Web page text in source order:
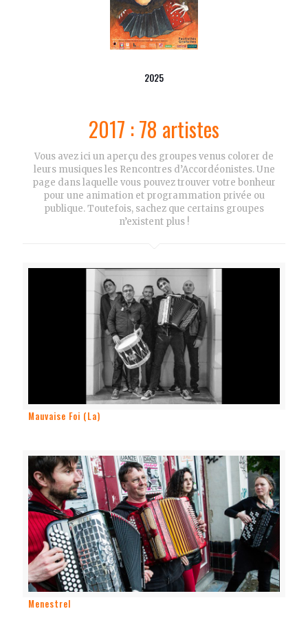
2025
2017 : 78 artistes
Vous avez ici un aperçu des groupes venus colorer de
leurs musiques les Rencontres d’Accordéonistes. Une
page dans laquelle vous pouvez trouver votre bonheur
pour une animation et programmation privée ou
publique. Toutefois, sachez que certains groupes
n’existent plus !
Mauvaise Foi (La)
Menestrel